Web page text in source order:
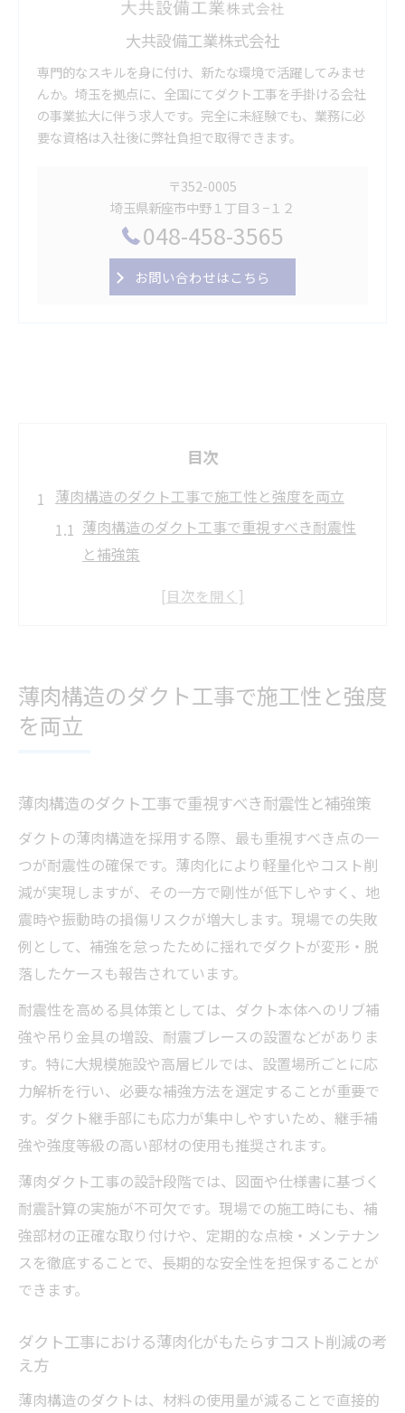
大共設備工業株式会社
専門的なスキルを身に付け、新たな環境で活躍してみませ
んか。埼玉を拠点に、全国にてダクト工事を手掛ける会社
の事業拡大に伴う求人です。完全に未経験でも、業務に必
要な資格は入社後に弊社負担で取得できます。
〒352-0005
埼玉県新座市中野１丁目３−１２
048-458-3565
お問い合わせはこちら
目次
薄肉構造のダクト工事で施工性と強度を両立
薄肉構造のダクト工事で重視すべき耐震性
と補強策
ダクト工事における薄肉化がもたらすコス
ト削減の考え方
ダクト継手選定が施工性と強度に与える影
ダクト工事における薄肉化の設計ポイントを解
説
薄肉化ダクト工事で設計段階から考慮すべ
き強度基準
ダクト工事に最適な部材と薄肉化の素材選
びのポイント
意点
ダクト継手の種類と薄肉構造設計の関係を
整理
施工図・カタログから読み取る薄肉ダクト
工事指針
め
薄肉構造ダクト工事で現場管理が重要な理
由
薄肉ダクト工事で発生しやすいひび割れと
ダクト継手施工時の精度確保が品質の鍵
薄肉構造のダクト工事で施工性と強度
を両立
薄肉構造のダクト工事で重視すべき耐震性と補強策
ダクトの薄肉構造を採用する際、最も重視すべき点の一
つが耐震性の確保です。薄肉化により軽量化やコスト削
減が実現しますが、その一方で剛性が低下しやすく、地
震時や振動時の損傷リスクが増大します。現場での失敗
例として、補強を怠ったために揺れでダクトが変形・脱
落したケースも報告されています。
耐震性を高める具体策としては、ダクト本体へのリブ補
強や吊り金具の増設、耐震ブレースの設置などがありま
す。特に大規模施設や高層ビルでは、設置場所ごとに応
力解析を行い、必要な補強方法を選定することが重要で
す。ダクト継手部にも応力が集中しやすいため、継手補
強や強度等級の高い部材の使用も推奨されます。
薄肉ダクト工事の設計段階では、図面や仕様書に基づく
耐震計算の実施が不可欠です。現場での施工時にも、補
強部材の正確な取り付けや、定期的な点検・メンテナン
スを徹底することで、長期的な安全性を担保することが
できます。
ダクト工事における薄肉化がもたらすコスト削減の考
え方
薄肉構造のダクトは、材料の使用量が減ることで直接的